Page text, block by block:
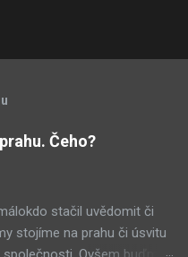
Čeho?
stačil uvědomit či
stojíme na prahu či úsvitu